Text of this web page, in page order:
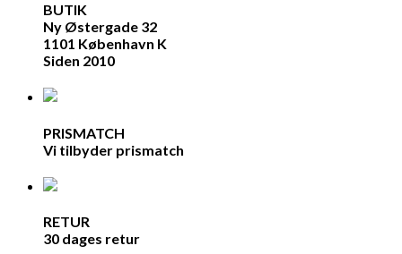
BUTIK
Ny Østergade 32
1101 København K
Siden 2010
PRISMATCH
Vi tilbyder prismatch
RETUR
30 dages retur